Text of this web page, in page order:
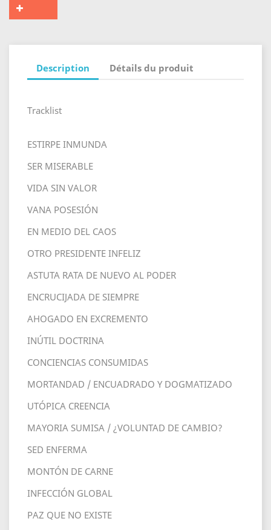
Description Détails du produit
Tracklist
ESTIRPE INMUNDA
SER MISERABLE
VIDA SIN VALOR
VANA POSESIÓN
EN MEDIO DEL CAOS
OTRO PRESIDENTE INFELIZ
ASTUTA RATA DE NUEVO AL PODER
ENCRUCIJADA DE SIEMPRE
AHOGADO EN EXCREMENTO
INÚTIL DOCTRINA
CONCIENCIAS CONSUMIDAS
MORTANDAD / ENCUADRADO Y DOGMATIZADO
UTÓPICA CREENCIA
MAYORIA SUMISA / ¿VOLUNTAD DE CAMBIO?
SED ENFERMA
MONTÓN DE CARNE
INFECCIÓN GLOBAL
PAZ QUE NO EXISTE